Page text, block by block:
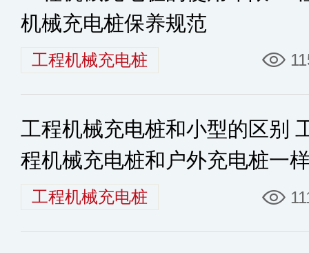
机械充电桩保养规范
工程机械充电桩
工程机械充电桩和小型的区别
程机械充电桩和户外充电桩一
工程机械充电桩